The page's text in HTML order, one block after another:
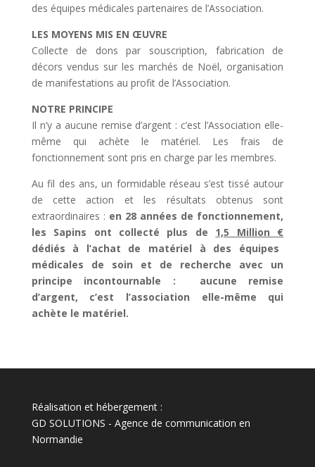
des équipes médicales partenaires de l’Association.
LES MOYENS MIS EN ŒUVRE
Collecte de dons par souscription, fabrication de
décors vendus sur les marchés de Noël, organisation
de manifestations au profit de l’Association.
NOTRE PRINCIPE
Il n’y a aucune remise d’argent : c’est l’Association elle-
même qui achète le matériel. Les frais de
fonctionnement sont pris en charge par les membres.
Au fil des ans, un formidable réseau s’est tissé autour
de cette action et les résultats obtenus sont
extraordinaires : en 28 années de fonctionnement,
les Sapins ont collecté plus de 1,5 Million €
dédiés à l’achat de matériel à des équipes
médicales de soin et de recherche avec un
principe incontournable : aucune remise
d’argent, c’est l’association elle-même qui
achète le matériel.
Réalisation et hébergement :
GD SOLUTIONS - Agence de communication en
Normandie